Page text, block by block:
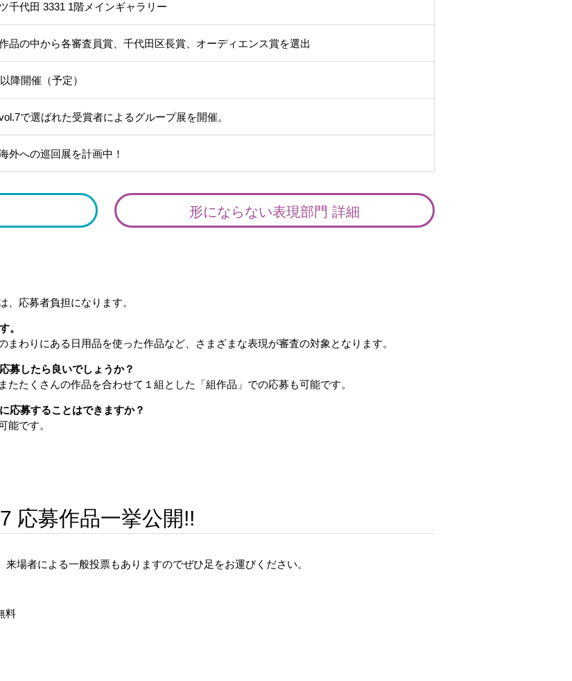
千代田 3331 1階メインギャラリー
品の中から各審査員賞、千代田区長賞、オーディエンス賞を選出
降開催（予定）
で選ばれた受賞者によるグループ展を開催。
外への巡回展を計画中！
形にならない表現部門 詳細
応募者負担になります。
。
わりにある日用品を使った作品など、さまざまな表現が審査の対象となります。
募したら良いでしょうか？
たくさんの作品を合わせて１組とした「組作品」での応募も可能です。
応募することはできますか？
能です。
応募作品一挙公開!!
場者による一般投票もありますのでぜひ足をお運びください。
料